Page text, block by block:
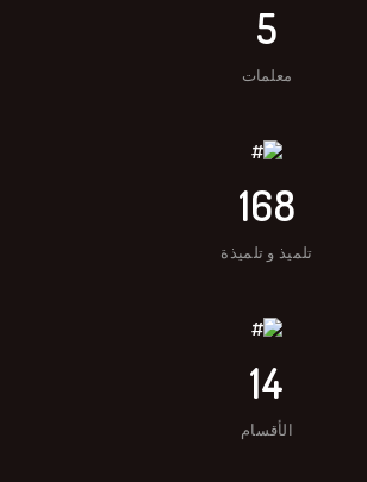
5
معلمات
168
تلميذ و تلميذة
14
الأقسام